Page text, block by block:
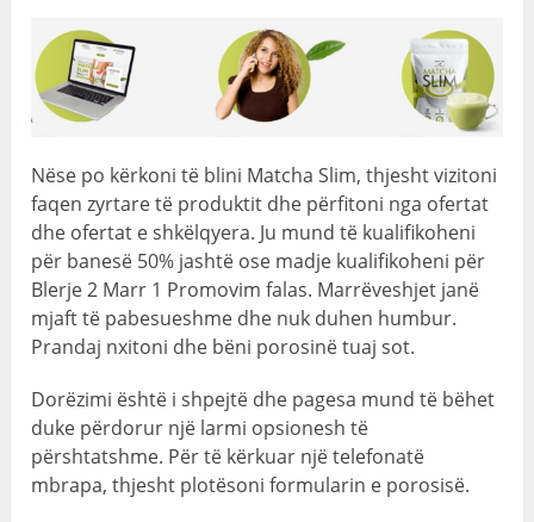
Nëse po kërkoni të blini Matcha Slim, thjesht vizitoni
faqen zyrtare të produktit dhe përfitoni nga ofertat
dhe ofertat e shkëlqyera. Ju mund të kualifikoheni
për banesë 50% jashtë ose madje kualifikoheni për
Blerje 2 Marr 1 Promovim falas. Marrëveshjet janë
mjaft të pabesueshme dhe nuk duhen humbur.
Prandaj nxitoni dhe bëni porosinë tuaj sot.
Dorëzimi është i shpejtë dhe pagesa mund të bëhet
duke përdorur një larmi opsionesh të
përshtatshme. Për të kërkuar një telefonatë
mbrapa, thjesht plotësoni formularin e porosisë.